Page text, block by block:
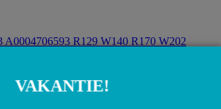
A0004706593 R129 W140 R170 W202
VAKANTIE!